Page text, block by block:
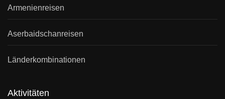
Armenienreisen
Aserbaidschanreisen
Länderkombinationen
Aktivitäten